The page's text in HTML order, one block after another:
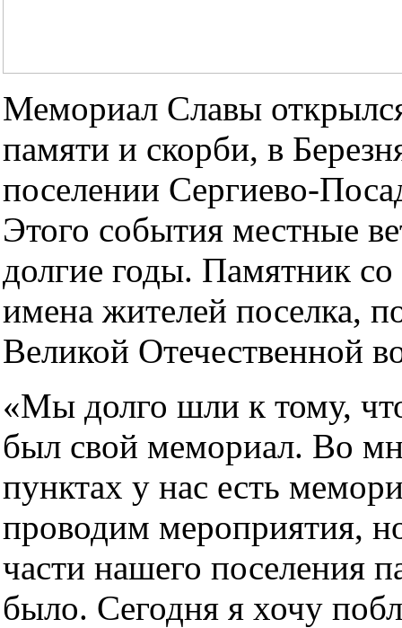
Мемориал Славы
памяти и скорби, в
поселении Сергиево-
Этого события местные
долгие годы. Памятник
имена жителей поселка,
Великой Отечественной
«Мы долго шли к тому,
был свой мемориал. Во
пунктах у нас есть
проводим мероприятия,
части нашего поселения
было. Сегодня я хочу